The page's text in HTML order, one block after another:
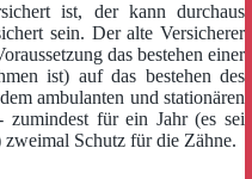
ist, der kann durchaus
sein. Der alte Versicherer
das bestehen einer
ist) auf das bestehen des
ambulanten und stationären
zumindest für ein Jahr (es sei
Schutz für die Zähne.